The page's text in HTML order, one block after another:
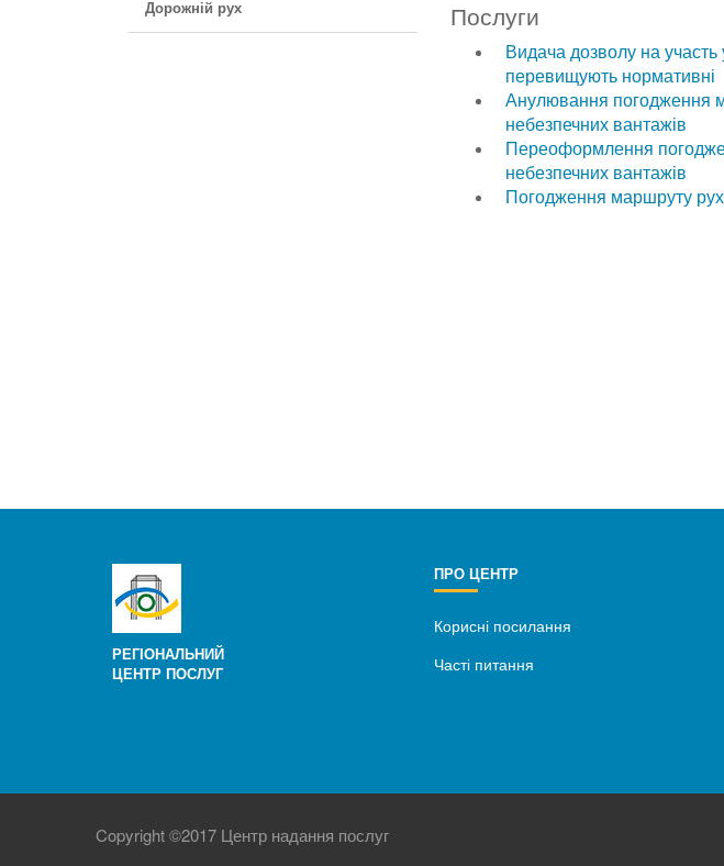
Дорожній рух Послуги
Видача дозволу на участь
перевищують нормативні
Анулювання погодження
небезпечних вантажів
Переоформлення
небезпечних вантажів
Погодження маршруту
РЕГІОНАЛЬНИЙ
ЦЕНТР ПОСЛУГ
ПРО ЦЕНТР
Корисні посилання
Часті питання
Copyright ©2017 Центр надання послуг